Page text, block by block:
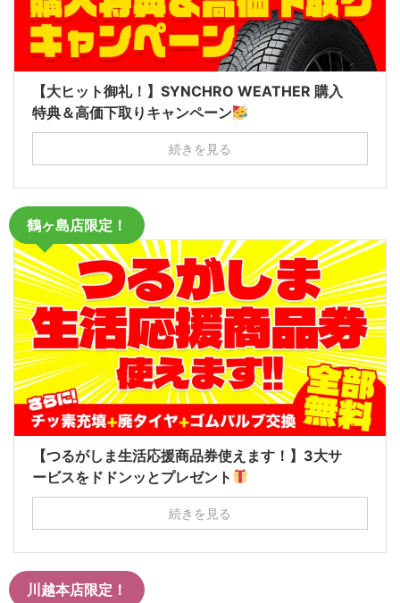
【大ヒット御礼！】SYNCHRO WEATHER 購入
特典＆高価下取りキャンペーン
続きを見る
鶴ヶ島店限定！
【つるがしま生活応援商品券使えます！】3大サ
ービスをドドンッとプレゼント
続きを見る
川越本店限定！